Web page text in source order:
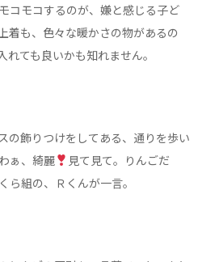
コモコするのが、嫌と感じる子ど
着も、色々な暖かさの物があるの
れても良いかも知れません。
の飾りつけをしてある、通りを歩い
ぁ、綺麗
見て見て。りんごだ
ら組の、Ｒくんが一言。